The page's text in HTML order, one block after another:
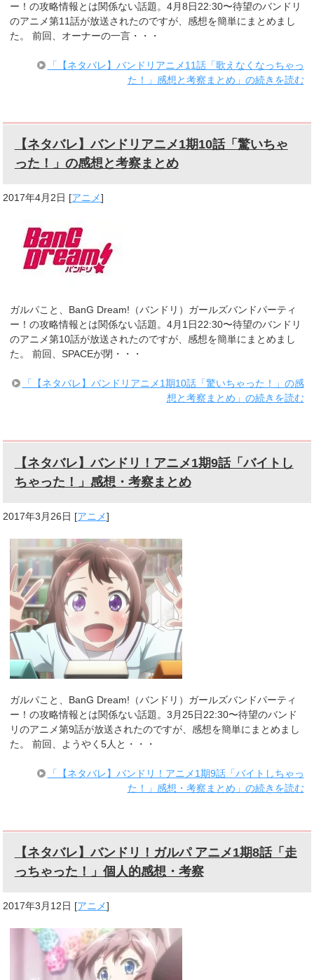
ー！の攻略情報とは関係ない話題。4月8日22:30〜待望のバンドリ
のアニメ第11話が放送されたのですが、感想を簡単にまとめまし
た。 前回、オーナーの一言・・・
「【ネタバレ】バンドリアニメ11話「歌えなくなっちゃっ
た！」感想と考察まとめ」の続きを読む
【ネタバレ】バンドリアニメ1期10話「驚いちゃ
った！」の感想と考察まとめ
2017年4月2日 [アニメ]
ガルパこと、BanG Dream!（バンドリ）ガールズバンドパーティ
ー！の攻略情報とは関係ない話題。4月1日22:30〜待望のバンドリ
のアニメ第10話が放送されたのですが、感想を簡単にまとめまし
た。 前回、SPACEが閉・・・
「【ネタバレ】バンドリアニメ1期10話「驚いちゃった！」の感
想と考察まとめ」の続きを読む
【ネタバレ】バンドリ！アニメ1期9話「バイトし
ちゃった！」感想・考察まとめ
2017年3月26日 [アニメ]
ガルパこと、BanG Dream!（バンドリ）ガールズバンドパーティ
ー！の攻略情報とは関係ない話題。3月25日22:30〜待望のバンド
リのアニメ第9話が放送されたのですが、感想を簡単にまとめまし
た。 前回、ようやく5人と・・・
「【ネタバレ】バンドリ！アニメ1期9話「バイトしちゃっ
た！」感想・考察まとめ」の続きを読む
【ネタバレ】バンドリ！ガルパ アニメ1期8話「走
っちゃった！」個人的感想・考察
2017年3月12日 [アニメ]